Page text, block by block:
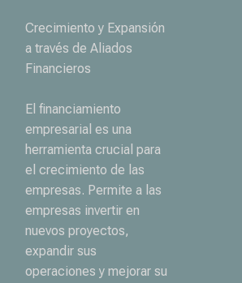
Crecimiento y Expansión
a través de Aliados
Financieros
El financiamiento
empresarial es una
herramienta crucial para
el crecimiento de las
empresas. Permite a las
empresas invertir en
nuevos proyectos,
expandir sus
operaciones y mejorar su